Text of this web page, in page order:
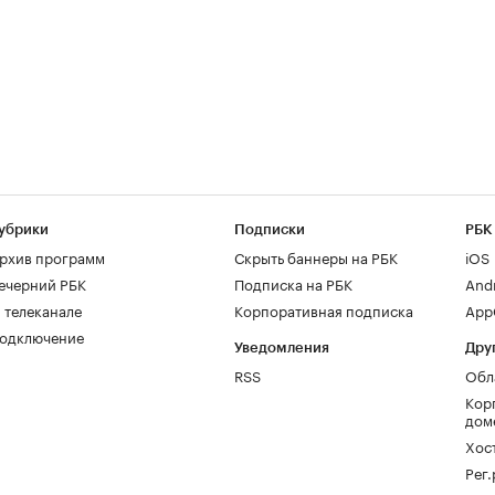
программ
РБК
Подписки
Скрыть баннеры на РБК
Подписка на РБК
Корпоративная подписка
Уведомления
RSS
РБК
iOS